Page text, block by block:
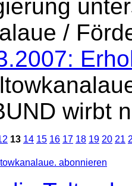
/
wirbt
13 14 15 16 17 18 19 20 21
abonnieren